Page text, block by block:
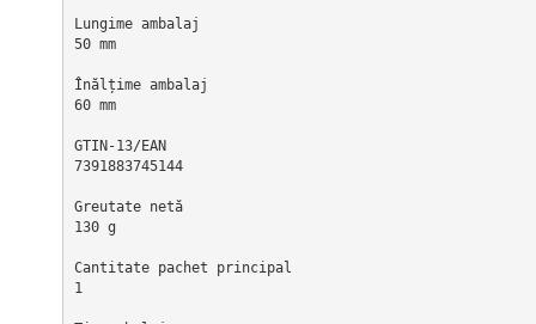
Robot de Tuns Gazon
Accesorii Robot de tuns gazon
Aspiratoare
Echipamente Forestiere
Piese de schimb
Tambur Demaror
Aprindere Electronica
Lungime ambalaj
50 mm
Înălțime ambalaj
60 mm
GTIN-13/EAN
7391883745144
Greutate netă
130 g
Cantitate pachet principal
1